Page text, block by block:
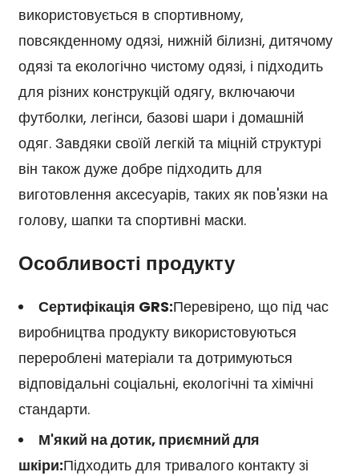
використовується в спортивному,
повсякденному одязі, нижній білизні, дитячому
одязі та екологічно чистому одязі, і підходить
для різних конструкцій одягу, включаючи
футболки, легінси, базові шари і домашній
одяг. Завдяки своїй легкій та міцній структурі
він також дуже добре підходить для
виготовлення аксесуарів, таких як пов'язки на
голову, шапки та спортивні маски.
Особливості продукту
Сертифікація GRS:Перевірено, що під час
виробництва продукту використовуються
перероблені матеріали та дотримуються
відповідальні соціальні, екологічні та хімічні
стандарти.
М'який на дотик, приємний для
шкіри:Підходить для тривалого контакту зі